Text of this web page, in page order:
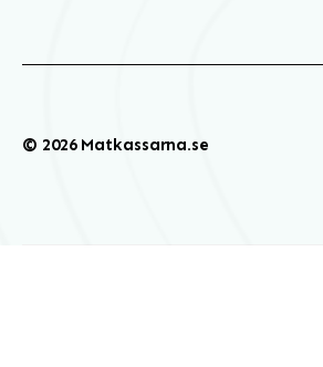
© 2026 Matkassarna.se